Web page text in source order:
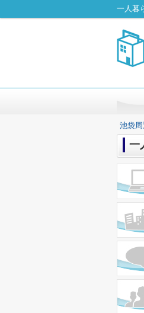
一人暮
池袋
一